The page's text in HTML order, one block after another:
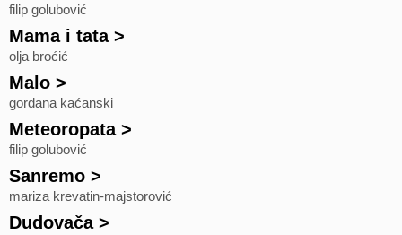
filip golubović
Mama i tata>
olja broćić
Malo >
gordana kaćanski
Meteoropata>
filip golubović
Sanremo >
mariza krevatin-majstorović
Dudovača>